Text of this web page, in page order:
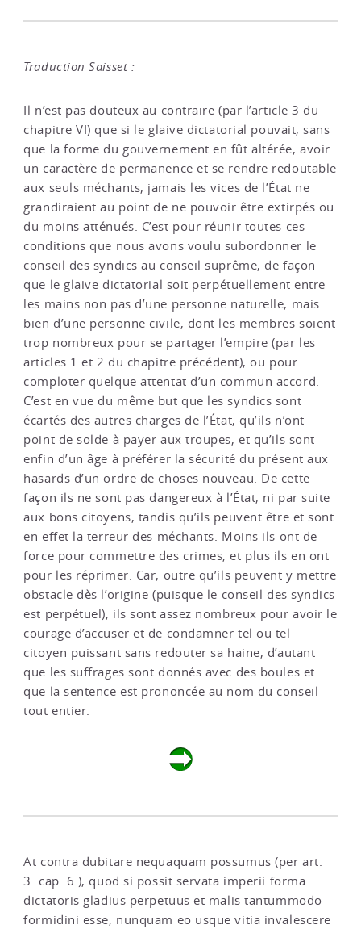
Traduction Saisset :
Il n’est pas douteux au contraire (par l’article 3 du
chapitre VI) que si le glaive dictatorial pouvait, sans
que la forme du gouvernement en fût altérée, avoir
un caractère de permanence et se rendre redoutable
aux seuls méchants, jamais les vices de l’État ne
grandiraient au point de ne pouvoir être extirpés ou
du moins atténués. C’est pour réunir toutes ces
conditions que nous avons voulu subordonner le
conseil des syndics au conseil suprême, de façon
que le glaive dictatorial soit perpétuellement entre
les mains non pas d’une personne naturelle, mais
bien d’une personne civile, dont les membres soient
trop nombreux pour se partager l’empire (par les
articles 1 et2 du chapitre précédent), ou pour
comploter quelque attentat d’un commun accord.
C’est en vue du même but que les syndics sont
écartés des autres charges de l’État, qu’ils n’ont
point de solde à payer aux troupes, et qu’ils sont
enfin d’un âge à préférer la sécurité du présent aux
hasards d’un ordre de choses nouveau. De cette
façon ils ne sont pas dangereux à l’État, ni par suite
aux bons citoyens, tandis qu’ils peuvent être et sont
en effet la terreur des méchants. Moins ils ont de
force pour commettre des crimes, et plus ils en ont
pour les réprimer. Car, outre qu’ils peuvent y mettre
obstacle dès l’origine (puisque le conseil des syndics
est perpétuel), ils sont assez nombreux pour avoir le
courage d’accuser et de condamner tel ou tel
citoyen puissant sans redouter sa haine, d’autant
que les suffrages sont donnés avec des boules et
que la sentence est prononcée au nom du conseil
tout entier.
At contra dubitare nequaquam possumus (per art.
3. cap. 6.), quod si possit servata imperii forma
dictatoris gladius perpetuus et malis tantummodo
formidini esse, nunquam eo usque vitia invalescere